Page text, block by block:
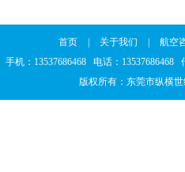
首页 关于我们
航空
手机：13537686468 电话：13537686468
版权所有：东莞市纵横